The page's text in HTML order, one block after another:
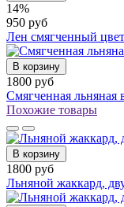
14%
950 руб
Лен смягченный
В корзину
1800 руб
Смягченная льняная
Похожие товары
В корзину
1800 руб
Льняной жаккард,